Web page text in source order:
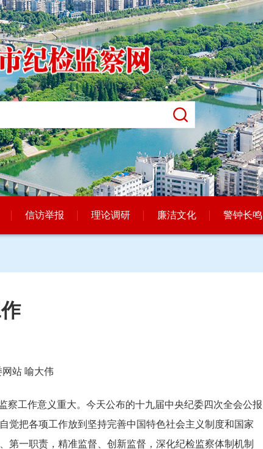
信访举报 理论调研 廉洁文化 警钟长鸣
站 喻大伟
工作意义重大。今天公布的十九届中央纪委四次全会公报
觉把各项工作放到坚持完善中国特色社会主义制度和国家
第一职责，精准监督、创新监督，深化纪检监察体制机制